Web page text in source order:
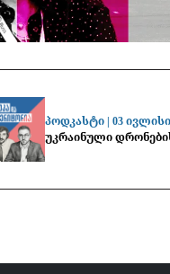
პოდკასტი |03 ივლისი
უკრაინული